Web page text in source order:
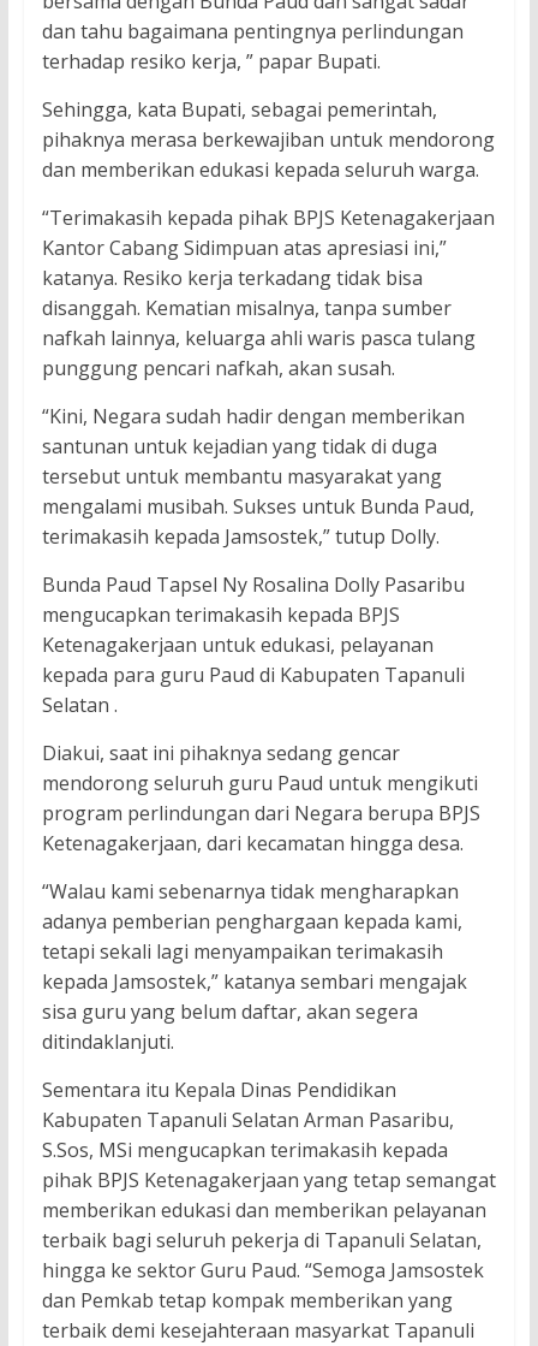
dan tahu bagaimana pentingnya perlindungan
terhadap resiko kerja, ” papar Bupati.
Sehingga, kata Bupati, sebagai pemerintah,
pihaknya merasa berkewajiban untuk mendorong
dan memberikan edukasi kepada seluruh warga.
“Terimakasih kepada pihak BPJS Ketenagakerjaan
Kantor Cabang Sidimpuan atas apresiasi ini,”
katanya. Resiko kerja terkadang tidak bisa
disanggah. Kematian misalnya, tanpa sumber
nafkah lainnya, keluarga ahli waris pasca tulang
punggung pencari nafkah, akan susah.
“Kini, Negara sudah hadir dengan memberikan
santunan untuk kejadian yang tidak di duga
tersebut untuk membantu masyarakat yang
mengalami musibah. Sukses untuk Bunda Paud,
terimakasih kepada Jamsostek,” tutup Dolly.
Bunda Paud Tapsel Ny Rosalina Dolly Pasaribu
mengucapkan terimakasih kepada BPJS
Ketenagakerjaan untuk edukasi, pelayanan
kepada para guru Paud di Kabupaten Tapanuli
Selatan .
Diakui, saat ini pihaknya sedang gencar
mendorong seluruh guru Paud untuk mengikuti
program perlindungan dari Negara berupa BPJS
Ketenagakerjaan, dari kecamatan hingga desa.
“Walau kami sebenarnya tidak mengharapkan
adanya pemberian penghargaan kepada kami,
tetapi sekali lagi menyampaikan terimakasih
kepada Jamsostek,” katanya sembari mengajak
sisa guru yang belum daftar, akan segera
ditindaklanjuti.
Sementara itu Kepala Dinas Pendidikan
Kabupaten Tapanuli Selatan Arman Pasaribu,
S.Sos, MSi mengucapkan terimakasih kepada
pihak BPJS Ketenagakerjaan yang tetap semangat
memberikan edukasi dan memberikan pelayanan
terbaik bagi seluruh pekerja di Tapanuli Selatan,
hingga ke sektor Guru Paud. “Semoga Jamsostek
dan Pemkab tetap kompak memberikan yang
terbaik demi kesejahteraan masyarkat Tapanuli